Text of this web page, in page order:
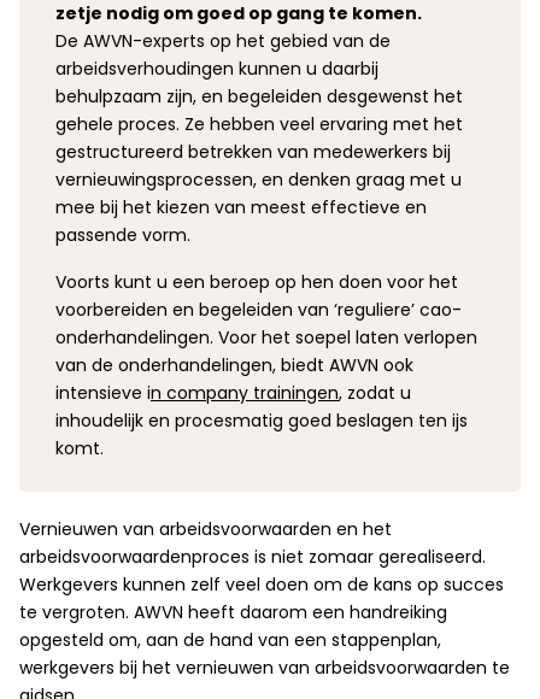
zetje nodig om goed op gang te komen.
De AWVN-experts op het gebied van de
arbeidsverhoudingen kunnen u daarbij
behulpzaam zijn, en begeleiden desgewenst het
gehele proces. Ze hebben veel ervaring met het
gestructureerd betrekken van medewerkers bij
vernieuwingsprocessen, en denken graag met u
mee bij het kiezen van meest effectieve en
passende vorm.
Voorts kunt u een beroep op hen doen voor het
voorbereiden en begeleiden van ‘reguliere’ cao-
onderhandelingen. Voor het soepel laten verlopen
van de onderhandelingen, biedt AWVN ook
intensieve in company trainingen, zodat u
inhoudelijk en procesmatig goed beslagen ten ijs
komt.
Vernieuwen van arbeidsvoorwaarden en het
arbeidsvoorwaardenproces is niet zomaar gerealiseerd.
Werkgevers kunnen zelf veel doen om de kans op succes
te vergroten. AWVN heeft daarom een handreiking
opgesteld om, aan de hand van een stappenplan,
werkgevers bij het vernieuwen van arbeidsvoorwaarden te